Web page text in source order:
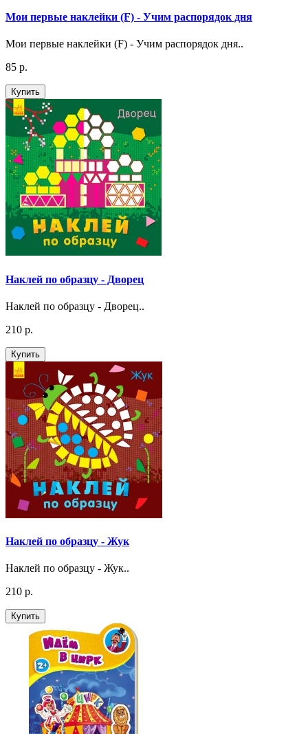
Мои первые наклейки (F) - Учим распорядок дня
Мои первые наклейки (F) - Учим распорядок дня..
85 р.
Купить
Наклей по образцу - Дворец
Наклей по образцу - Дворец..
210 р.
Купить
Наклей по образцу - Жук
Наклей по образцу - Жук..
210 р.
Купить